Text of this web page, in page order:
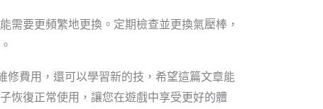
需要更頻繁地更換。定期檢查並更換氣壓棒，
費用，還可以學習新的技，希望這篇文章能
恢復正常使用，讓您在遊戲中享受更好的體